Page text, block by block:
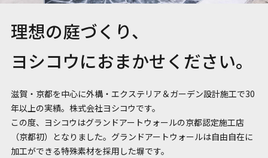
理想の庭づくり、
ヨシコウにおまかせください。
滋賀・京都を中心に外構・エクステリア＆ガーデン設計施工で30
年以上の実績。株式会社ヨシコウです。
この度、ヨシコウはグランドアートウォールの京都認定施工店
（京都初）となりました。グランドアートウォールは自由自在に
加工ができる特殊素材を採用した塀です。